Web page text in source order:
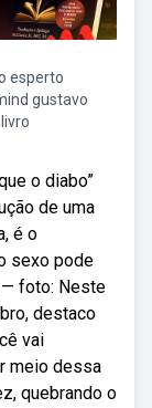
esperto
gustavo
livro
o diabo”
de uma
é o
sexo pode
— foto: Neste
destaco
vai
meio dessa
quebrando o